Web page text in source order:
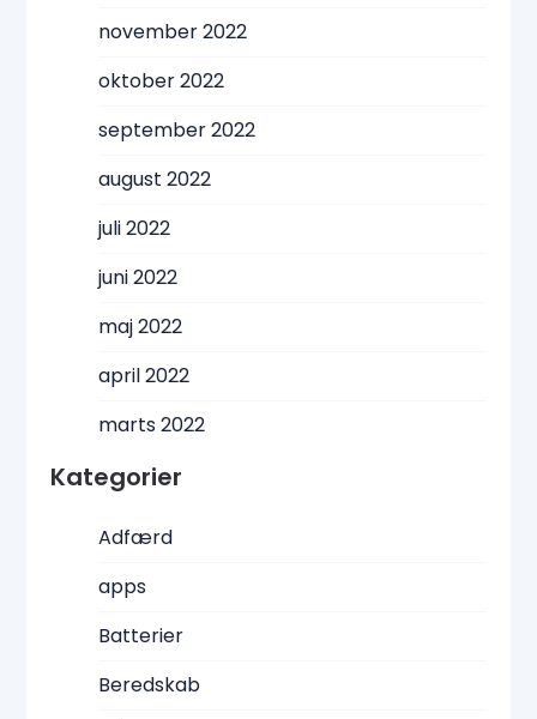
november 2022
oktober 2022
september 2022
august 2022
juli 2022
juni 2022
maj 2022
april 2022
marts 2022
Kategorier
Adfærd
apps
Batterier
Beredskab